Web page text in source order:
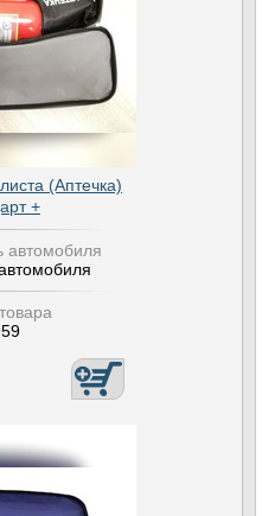
(Аптечка)
+
автомобиля